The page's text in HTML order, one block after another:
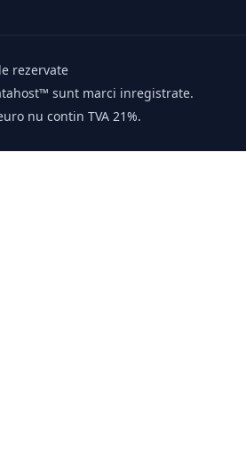
rezervate
sunt marci inregistrate.
nu contin TVA 21%.